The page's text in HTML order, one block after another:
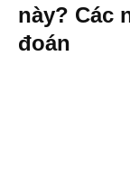
này? Các
đoán